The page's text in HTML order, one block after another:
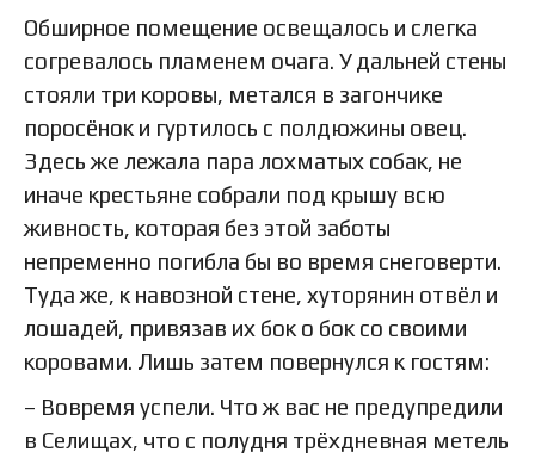
Обширное помещение освещалось и слегка
согревалось пламенем очага. У дальней стены
стояли три коровы, метался в загончике
поросёнок и гуртилось с полдюжины овец.
Здесь же лежала пара лохматых собак, не
иначе крестьяне собрали под крышу всю
живность, которая без этой заботы
непременно погибла бы во время снеговерти.
Туда же, к навозной стене, хуторянин отвёл и
лошадей, привязав их бок о бок со своими
коровами. Лишь затем повернулся к гостям:
– Вовремя успели. Что ж вас не предупредили
в Селищах, что с полудня трёхдневная метель